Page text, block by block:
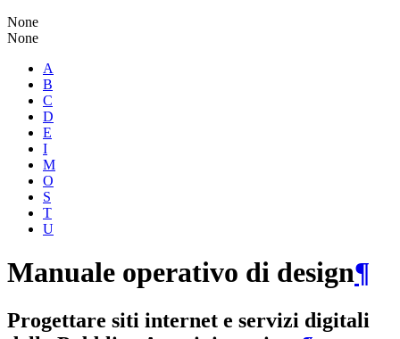
None
None
A
B
C
D
E
I
M
O
S
T
U
Manuale operativo di design¶
Progettare siti internet e servizi digitali